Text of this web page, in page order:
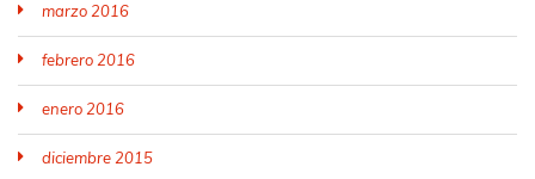
marzo 2016
febrero 2016
enero 2016
diciembre 2015